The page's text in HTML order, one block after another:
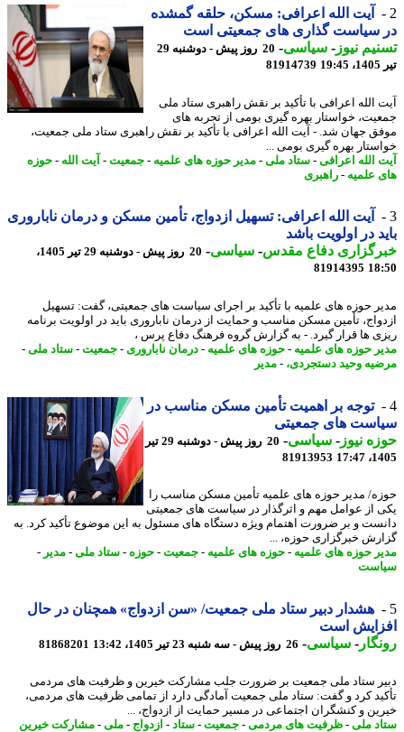
آیت الله اعرافی: مسکن، حلقه گمشده
سیاست گذاری های جمعیتی است
نیوز-سیاسی-
20 روز پیش - دوشنبه 29
81914739
الله اعرافی با تأکید بر نقش راهبری ستاد ملی
خواستار بهره گیری بومی از تجربه های
جهان شد. - آیت الله اعرافی با تأکید بر نقش راهبری ستاد ملی جمعیت،
بهره گیری بومی ...
الله اعرافی -ستاد ملی -مدیر حوزه های علمیه-جمعیت-آیت الله-حوزه
علمیه-راهبری
آیت الله اعرافی: تسهیل ازدواج، تأمین مسکن و درمان ناباروری
در اولویت باشد
دفاع مقدس-سیاسی-
20 روز پیش - دوشنبه 29 تیر 1405،
81914395
حوزه های علمیه با تأکید بر اجرای سیاست های جمعیتی، گفت: تسهیل
تأمین مسکن مناسب و حمایت از درمان ناباروری باید در اولویت برنامه
ها قرار گیرد. - به گزارش گروه فرهنگ دفاع پرس ،
حوزه های علمیه-حوزه های علمیه-درمان ناباروری - جمعیت-ستاد ملی -
وحید دستجردی، -مدیر
توجه بر اهمیت تأمین مسکن مناسب در
های جمعیتی
نیوز-سیاسی-
20 روز پیش - دوشنبه 29 تیر
81913953
مدیر حوزه های علمیه تأمین مسکن مناسب را
از عوامل مهم و اثرگذار در سیاست های جمعیتی
و بر ضرورت اهتمام ویژه دستگاه های مسئول به این موضوع تأکید کرد. به
خبرگزاری حوزه، ...
حوزه های علمیه-حوزه های علمیه-جمعیت-حوزه-ستاد ملی -مدیر-
هشدار دبیر ستاد ملی جمعیت/ «سن ازدواج» همچنان در حال
است
-سیاسی-26 روز پیش - سه شنبه 23 تیر 1405، 13:42 81868201
ستاد ملی جمعیت بر ضرورت جلب مشارکت خیرین و ظرفیت های مردمی
کرد و گفت: ستاد ملی جمعیت آمادگی دارد از تمامی ظرفیت های مردمی،
و کنشگران اجتماعی در مسیر حمایت از ازدواج، ...
ملی -ظرفیت های مردمی -جمعیت-ستاد-ازدواج -ملی -مشارکت خیرین